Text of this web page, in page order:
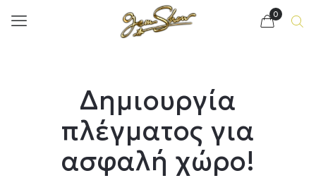
0
Δημιουργία
πλέγματος για
ασφαλή χώρο!